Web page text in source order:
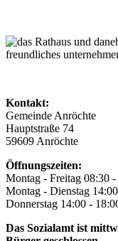
Kontakt:
Gemeinde Anröchte
Hauptstraße 74
59609 Anröchte
Öffnungszeiten:
Montag - Freitag 08:30
Montag - Dienstag
Donnerstag 14:00 -
Das Sozialamt ist